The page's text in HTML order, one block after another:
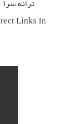
ترانه
Links In